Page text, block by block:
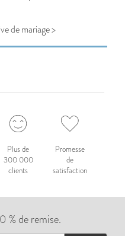
de mariage >
Plus de
300 000
clients
Promesse
de
satisfaction
% de remise.